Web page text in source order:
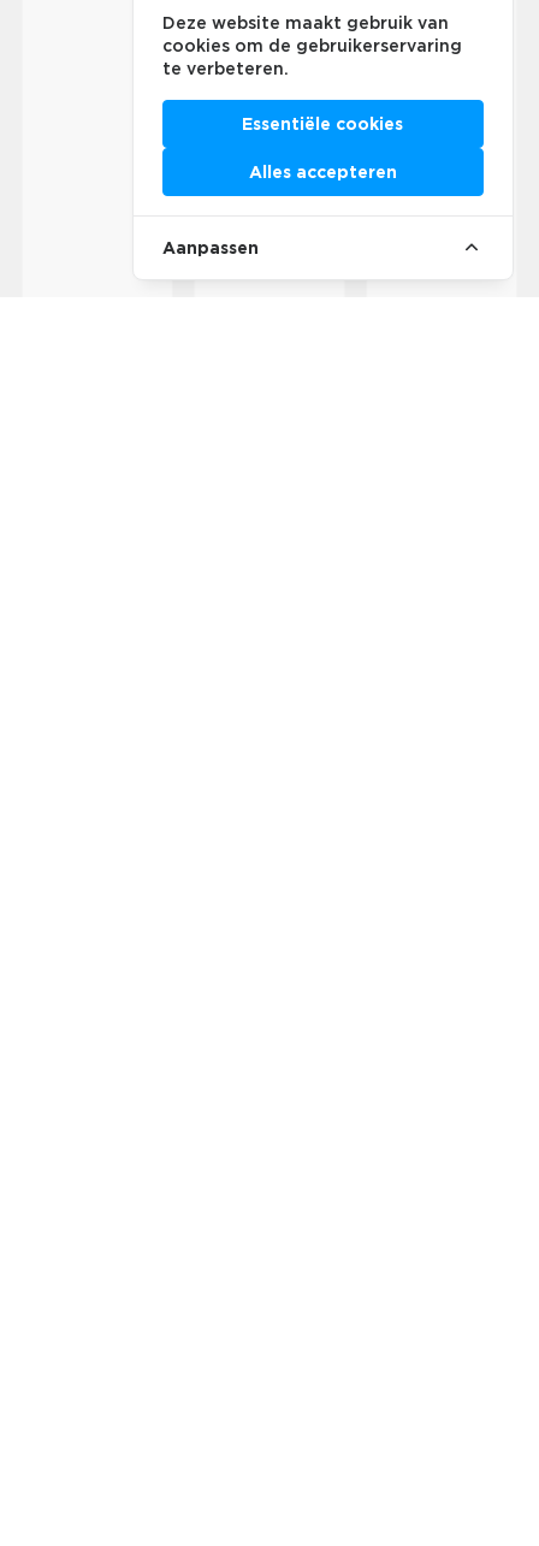
Deze website maakt gebruik van
cookies om de gebruikerservaring
te verbeteren.
Essentiële cookies
Alles accepteren
Aanpassen